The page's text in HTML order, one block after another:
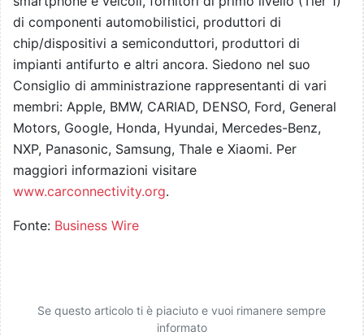
di componenti automobilistici, produttori di
chip/dispositivi a semiconduttori, produttori di
impianti antifurto e altri ancora. Siedono nel suo
Consiglio di amministrazione rappresentanti di vari
membri: Apple, BMW, CARIAD, DENSO, Ford, General
Motors, Google, Honda, Hyundai, Mercedes-Benz,
NXP, Panasonic, Samsung, Thale e Xiaomi. Per
maggiori informazioni visitare
www.carconnectivity.org.
Fonte: Business Wire
Se questo articolo ti è piaciuto e vuoi rimanere sempre
informato